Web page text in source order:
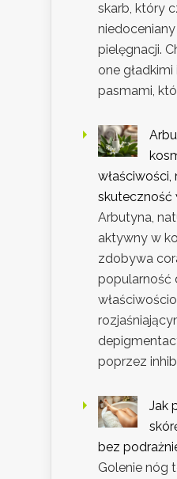
skarb, który
pielęgnacji.
one
pasmami,
właściwości,
skuteczność
Arbutyna,
aktywny w
zdobywa
popularność
poprzez
Jak
bez
Golenie nóg